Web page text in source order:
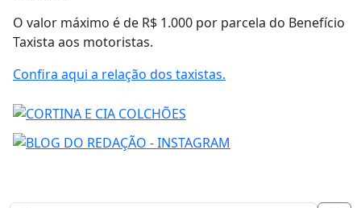
O valor máximo é de R$ 1.000 por parcela do Benefício
Taxista aos motoristas.
Confira aqui a relação dos taxistas.